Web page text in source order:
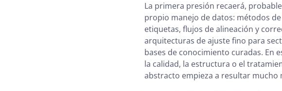
La primera presión recaerá,
propio manejo de datos: métodos
etiquetas, flujos de alineación y
arquitecturas de ajuste fino para
bases de conocimiento curadas. En
la calidad, la estructura o el
abstracto empieza a resultar mucho